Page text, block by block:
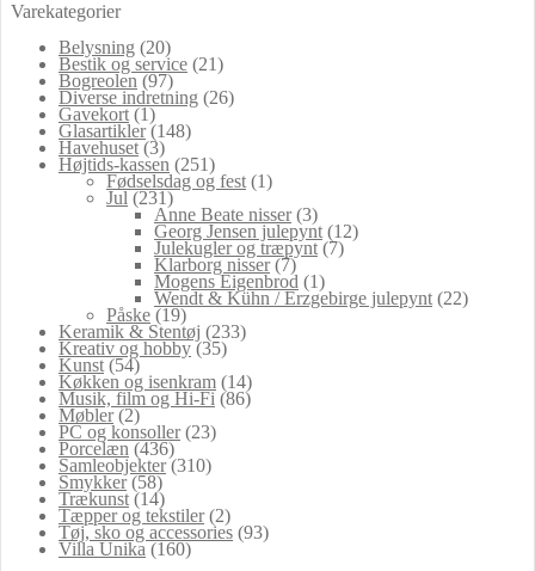
Varekategorier
Belysning (20)
Bestik og service (21)
Bogreolen (97)
Diverse indretning (26)
Gavekort (1)
Glasartikler (148)
Havehuset (3)
Højtids-kassen (251)
Fødselsdag og fest (1)
Jul (231)
Anne Beate nisser (3)
Georg Jensen julepynt (12)
Julekugler og træpynt (7)
Klarborg nisser (7)
Mogens Eigenbrod (1)
Wendt & Kühn / Erzgebirge julepynt (22)
Påske (19)
Keramik & Stentøj (233)
Kreativ og hobby (35)
Kunst (54)
Køkken og isenkram (14)
Musik, film og Hi-Fi (86)
Møbler (2)
PC og konsoller (23)
Porcelæn (436)
Samleobjekter (310)
Smykker (58)
Trækunst (14)
Tæpper og tekstiler (2)
Tøj, sko og accessories (93)
Villa Unika (160)